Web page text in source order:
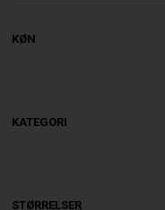
KØN
KATEGORI
STØRRELSER